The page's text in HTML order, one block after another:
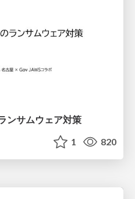
ンサムウェア対策
1 820